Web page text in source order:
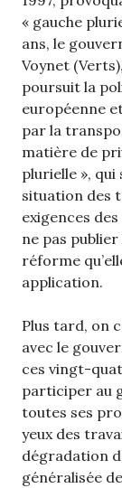
« gauche
ans, le
Voynet
poursuit la
européenne
par la
matière de
plurielle », qui
situation des
exigences
ne pas
réforme
application.
Plus tard, on
avec le
ces vingt-
participer au
toutes ses
yeux des
dégradation
généralisée